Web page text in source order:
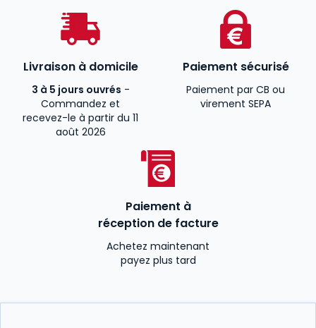
Livraison à domicile
3 à 5 jours ouvrés -
Commandez et
recevez-le à partir du 11
août 2026
Paiement sécurisé
Paiement par CB ou
virement SEPA
Paiement à
réception de facture
Achetez maintenant
payez plus tard